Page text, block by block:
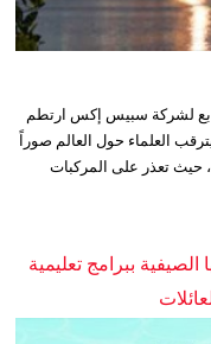
أن جزءاً ضخماً تائهاً من صاروخ فالكون 9 تابع لشركة سبيس إكس ارتطم
العلماء حول العالم صوراً
حيث تعذر على المركبات
ببرامج تعليمية